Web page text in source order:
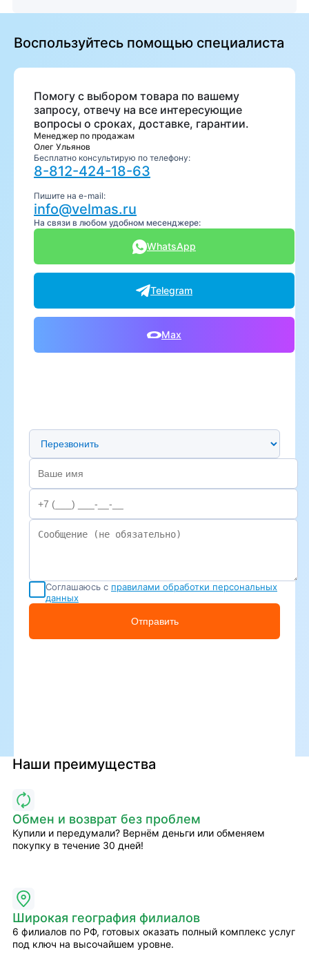
Воспользуйтесь помощью специалиста
Помогу с выбором товара по вашему
запросу, отвечу на все интересующие
вопросы о сроках, доставке, гарантии.
Менеджер по продажам
Олег Ульянов
Бесплатно консультирую по телефону:
8-812-424-18-63
Пишите на e-mail:
info@velmas.ru
На связи в любом удобном месенджере:
WhatsApp
Telegram
Max
Предпочтительный способ связи
Соглашаюсь с правилами обработки персональных
данных
Отправить
Наши преимущества
Обмен и возврат без проблем
Купили и передумали? Вернём деньги или обменяем
покупку в течение 30 дней!
Широкая география филиалов
6 филиалов по РФ, готовых оказать полный комплекс услуг
под ключ на высочайшем уровне.